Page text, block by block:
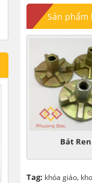
Sản phẩm
Bát Ren
Tag: khóa giáo,